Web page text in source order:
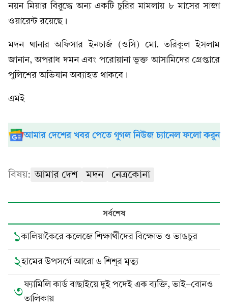
নয়ন মিয়ার বিরুদ্ধে অন্য একটি চুরির মামলায় ৮ মাসের সাজা
ওয়ারেন্ট রয়েছে।
মদন থানার অফিসার ইনচার্জ (ওসি) মো. তরিকুল ইসলাম
জানান, অপরাধ দমন এবং পরোয়ানা ভুক্ত আসামিদের গ্রেপ্তারে
পুলিশের অভিযান অব্যাহত থাকবে।
এমই
আমার দেশের খবর পেতে গুগল নিউজ চ্যানেল ফলো করুন
বিষয়: আমার দেশ মদন নেত্রকোনা
সর্বশেষ
১কালিয়াকৈরে কলেজে শিক্ষার্থীদের বিক্ষোভ ও ভাঙচুর
২হামের উপসর্গে আরো ৬ শিশুর মৃত্যু
৩ফ্যামিলি কার্ড বাছাইয়ে দুই পদেই এক ব্যক্তি, ভাই-বোনও
তালিকায়